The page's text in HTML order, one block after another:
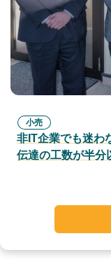
小売
非IT企業でも迷わ
伝達の工数が半分